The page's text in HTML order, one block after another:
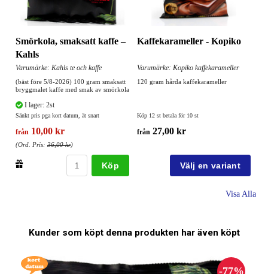
Smörkola, smaksatt kaffe –
Kahls
Varumärke: Kahls te och kaffe
(bäst före 5/8-2026) 100 gram smaksatt
bryggmalet kaffe med smak av smörkola
I lager: 2st
Sänkt pris pga kort datum, ät snart
från 10,00 kr
(Ord. Pris: 36,00 kr)
Köp
Kaffekarameller - Kopiko
Varumärke: Kopiko kaffekarameller
120 gram hårda kaffekarameller
Köp 12 st betala för 10 st
från 27,00 kr
Visa Alla
Kunder som köpt denna produkten har även köpt